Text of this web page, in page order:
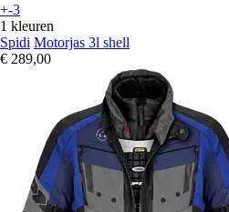
+-3
1 kleuren
Spidi Motorjas 3l shell
€ 289,00